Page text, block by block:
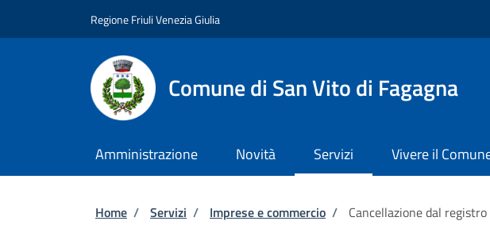
Regione Friuli Venezia Giulia
Comune di San Vito di Fagagna
Amministrazione Novità Servizi Vivere il
Briciole di pane
Home / Servizi / Imprese e commercio / Cancellazione dal